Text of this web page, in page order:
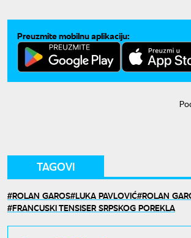
Preuzmite mobilnu aplikaciju:
TAGOVI
ROLAN GAROS LUKA PAVLOVIĆ ROLAN
FRANCUSKI TENSISER SRPSKOG POREKLA